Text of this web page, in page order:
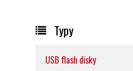
Typy
USB flash disky